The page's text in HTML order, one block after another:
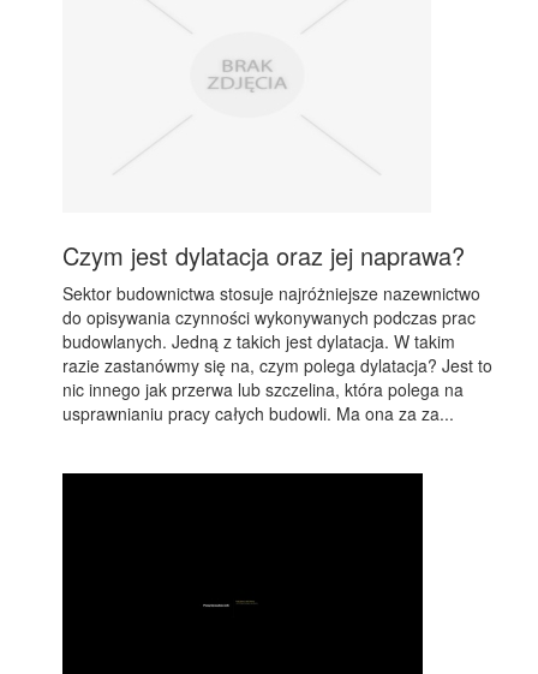
Czym jest dylatacja oraz jej naprawa?
Sektor budownictwa stosuje najróżniejsze nazewnictwo
do opisywania czynności wykonywanych podczas prac
budowlanych. Jedną z takich jest dylatacja. W takim
razie zastanówmy się na, czym polega dylatacja? Jest to
nic innego jak przerwa lub szczelina, która polega na
usprawnianiu pracy całych budowli. Ma ona za za...